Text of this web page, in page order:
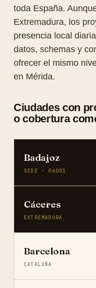
toda España.
Extremadura, los
presencia local
datos, schemas y
ofrecer el mismo
en Mérida.
Ciudades con
o cobertura
Badajoz
SEDE · 06001
Cáceres
EXTREMADURA
Barcelona
CATALUÑA